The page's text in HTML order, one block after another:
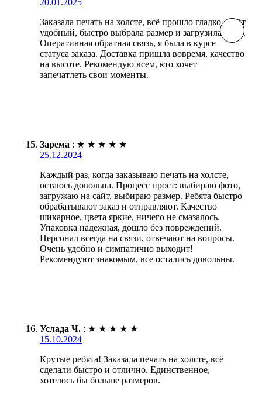
Заказала печать на холсте, всё прошло гладко. Сайт
удобный, быстро выбрала размер и загрузила фото.
Оперативная обратная связь, я была в курсе
статуса заказа. Доставка пришла вовремя, качество
на высоте. Рекомендую всем, кто хочет
запечатлеть свои моменты.
Зарема : ★ ★ ★ ★ ★
25.12.2024
Каждый раз, когда заказываю печать на холсте,
остаюсь довольна. Процесс прост: выбираю фото,
загружаю на сайт, выбираю размер. Ребята быстро
обрабатывают заказ и отправляют. Качество
шикарное, цвета яркие, ничего не смазалось.
Упаковка надежная, дошло без повреждений.
Персонал всегда на связи, отвечают на вопросы.
Очень удобно и симпатично выходит!
Рекомендуют знакомым, все остались довольны.
Услада Ч. : ★ ★ ★ ★ ★
15.10.2024
Крутые ребята! Заказала печать на холсте, всё
сделали быстро и отлично. Единственное,
хотелось бы больше размеров.